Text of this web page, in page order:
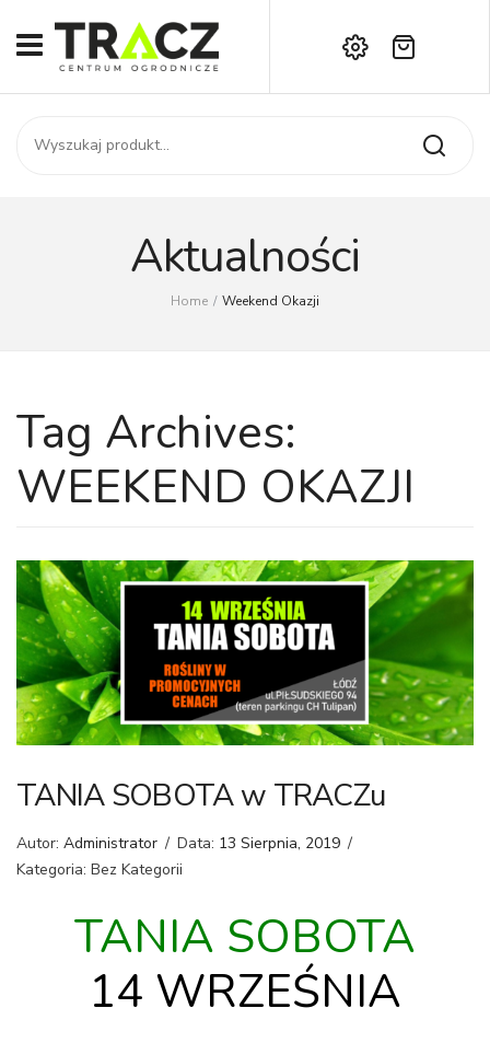
START
SKLEP
Kontakt
Brak produktów w koszyku.
Aktualności
Home / Weekend Okazji
Tag Archives:
WEEKEND OKAZJI
TANIA SOBOTA w TRACZu
Autor: Administrator / Data: 13 Sierpnia, 2019 /
Kategoria: Bez Kategorii
TANIA SOBOTA
14 WRZEŚNIA